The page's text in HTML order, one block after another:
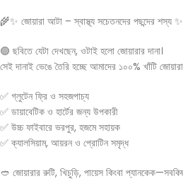
🌾✨ জোয়ারা আটা – স্বাস্থ্য সচেতনদের পছন্দের শস্য
🟢 ছবিতে যেটা দেখছেন, ওটাই হলো জোয়ারার দানা।
সেই দানাই ভেঙে তৈরি হচ্ছে আমাদের ১০০% খাঁটি
✅ গ্লুটেন ফ্রি ও সহজপাচ্য
✅ ডায়াবেটিক ও হার্টের জন্য উপকারী
✅ উচ্চ ফাইবারে ভরপুর, হজমে সহায়ক
✅ ক্যালসিয়াম, আয়রন ও প্রোটিন সমৃদ্ধ
🥙 জোয়ারার রুটি, খিচুড়ি, পায়েস কিংবা